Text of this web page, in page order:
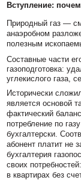
Вступление:
Природный газ —
анаэробном
полезным
Составные части
газоподготовка:
углекислого газа,
Исторически
является основой
фактический
потребление по
бухгалтерски.
абонент платит не
бухгалтерия
своих
в квартирах без